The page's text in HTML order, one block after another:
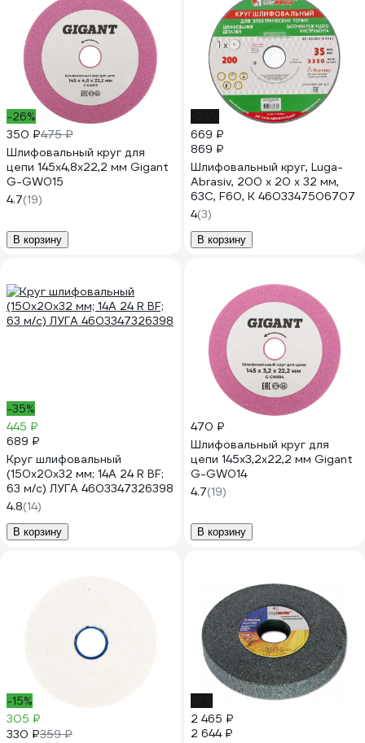
-26%
350 ₽475 ₽
Шлифовальный круг для
цепи 145x4,8x22,2 мм Gigant
G-GW015
4.7(19)
В корзину
669 ₽
869 ₽
Шлифовальный круг, Luga-
Abrasiv, 200 х 20 х 32 мм,
63С, F60, K 4603347506707
4(3)
В корзину
-35%
445 ₽
689 ₽
Круг шлифовальный
(150х20х32 мм; 14А 24 R BF;
63 м/с) ЛУГА 4603347326398
4.8(14)
В корзину
470 ₽
Шлифовальный круг для
цепи 145x3,2x22,2 мм Gigant
G-GW014
4.7(19)
В корзину
-15%
305 ₽
330 ₽359 ₽
2 465 ₽
2 644 ₽